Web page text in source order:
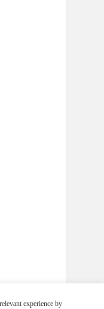
experience by